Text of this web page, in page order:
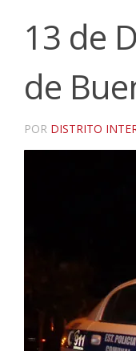
13 de
de
POR DISTRITO